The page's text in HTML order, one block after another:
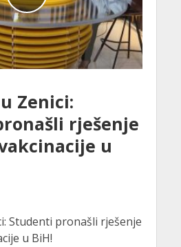
Zenici:
rješenje
u
Studenti pronašli rješenje
u BiH!